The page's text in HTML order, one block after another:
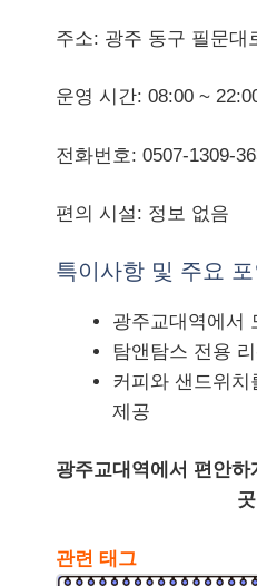
주소: 광주 동구 필문대
운영 시간: 08:00 ~
전화번호: 0507-1309-
편의 시설: 정보 없음
특이사항 및 주요 포
광주교대역에서
탐앤탐스 전용
커피와 샌드위
제공
광주교대역에서 편안
관련 태그